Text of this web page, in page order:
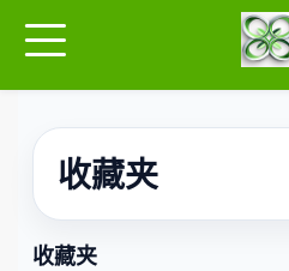
收藏夹
收藏夹